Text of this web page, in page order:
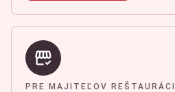
PRE MAJITEĽOV REŠTAURÁCIÍ